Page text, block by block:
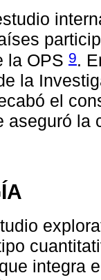
la OPS 9.
la
el
aseguró la
integra